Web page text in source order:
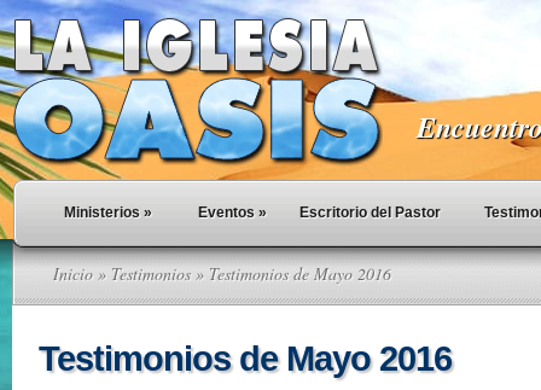
Ministerios » Eventos » Escritorio del Pastor
Inicio » Testimonios» Testimonios de Mayo 2016
Testimonios de Mayo 2016